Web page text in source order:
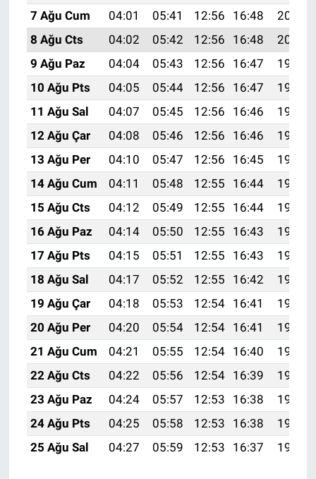
7 Ağu Cum
04:01 05:41 12:56 16:48
20:02
8 Ağu Cts
04:02 05:42 12:56 16:48
20:01
9 Ağu Paz
04:04 05:43 12:56 16:47
19:59
10 Ağu Pts
04:05 05:44 12:56 16:47
19:58
11 Ağu Sal
04:07 05:45 12:56 16:46
19:57
12 Ağu Çar
04:08 05:46 12:56 16:46
19:56
13 Ağu Per
04:10 05:47 12:56 16:45
19:54
14 Ağu Cum
04:11 05:48 12:55 16:44
19:53
15 Ağu Cts
04:12 05:49 12:55 16:44
19:52
16 Ağu Paz
04:14 05:50 12:55 16:43
19:50
17 Ağu Pts
04:15 05:51 12:55 16:43
19:49
18 Ağu Sal
04:17 05:52 12:55 16:42
19:47
19 Ağu Çar
04:18 05:53 12:54 16:41
19:46
20 Ağu Per
04:20 05:54 12:54 16:41
19:44
21 Ağu Cum
04:21 05:55 12:54 16:40
19:43
22 Ağu Cts
04:22 05:56 12:54 16:39
19:42
23 Ağu Paz
04:24 05:57 12:53 16:38
19:40
24 Ağu Pts
04:25 05:58 12:53 16:38
19:39
25 Ağu Sal
04:27 05:59 12:53 16:37 19:37